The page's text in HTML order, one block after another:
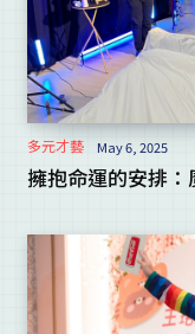
多元才藝 May 6, 2025
擁抱命運的安排